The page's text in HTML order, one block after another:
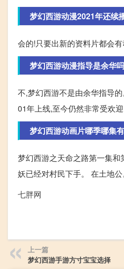
梦幻西游动漫2021年还续
会的!只要出新的资料片都会
梦幻西游动漫指导是余华
不,梦幻西游不是由余华指导
01年上线,至今仍然非常受欢迎
梦幻西游动画片哪季哪集
梦幻西游之天命之路第一集
妖已经对村民下手。 在土地公
七胖网
上一篇
梦幻西游手游方寸宝宝选择